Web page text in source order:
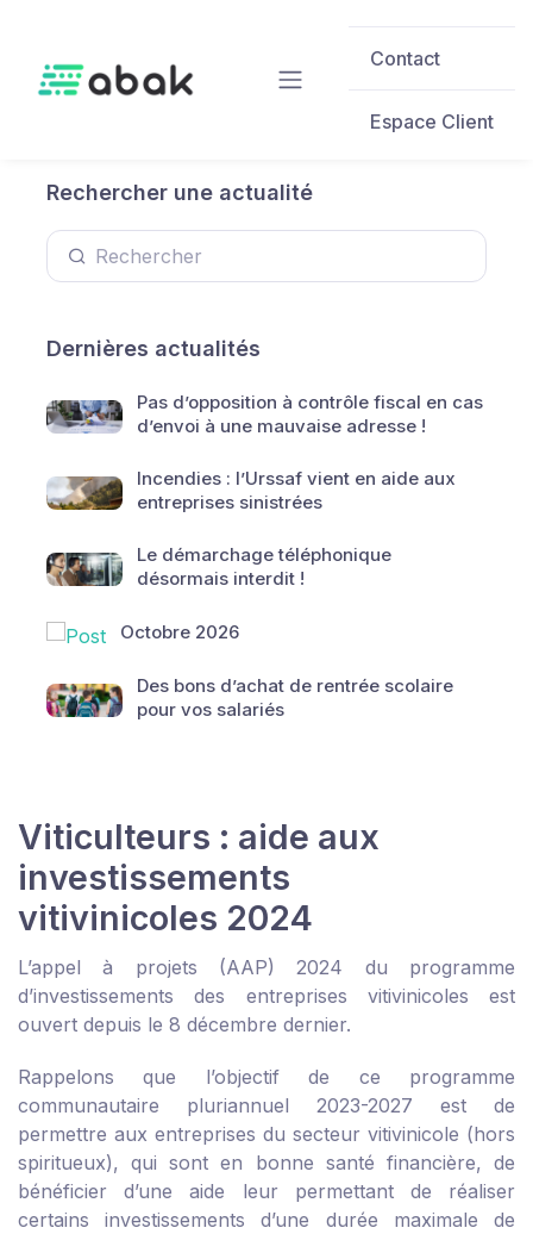
Contact
Espace Client
Rechercher une actualité
Dernières actualités
Pas d’opposition à contrôle fiscal en cas
d’envoi à une mauvaise adresse !
Incendies : l’Urssaf vient en aide aux
entreprises sinistrées
Le démarchage téléphonique
désormais interdit !
Octobre 2026
Des bons d’achat de rentrée scolaire
pour vos salariés
Viticulteurs : aide aux
investissements
vitivinicoles 2024
L’appel à projets (AAP) 2024 du programme
d’investissements des entreprises vitivinicoles est
ouvert depuis le 8 décembre dernier.
Rappelons que l’objectif de ce programme
communautaire pluriannuel 2023-2027 est de
permettre aux entreprises du secteur vitivinicole (hors
spiritueux), qui sont en bonne santé financière, de
bénéficier d’une aide leur permettant de réaliser
certains investissements d’une durée maximale de